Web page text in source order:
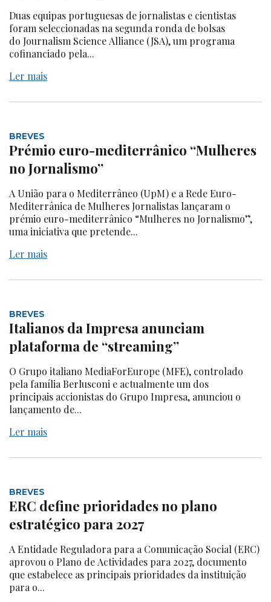
Duas equipas portuguesas de jornalistas e cientistas
foram seleccionadas na segunda ronda de bolsas
do Journalism Science Alliance (JSA), um programa
cofinanciado pela...
Ler mais
BREVES
Prémio euro-mediterrânico “Mulheres
no Jornalismo”
A União para o Mediterrâneo (UpM) e a Rede Euro-
Mediterrânica de Mulheres Jornalistas lançaram o
prémio euro-mediterrânico “Mulheres no Jornalismo”,
uma iniciativa que pretende...
Ler mais
BREVES
Italianos da Impresa anunciam
plataforma de “streaming”
O Grupo italiano MediaForEurope (MFE), controlado
pela família Berlusconi e actualmente um dos
principais accionistas do Grupo Impresa, anunciou o
lançamento de...
Ler mais
BREVES
ERC define prioridades no plano
estratégico para 2027
A Entidade Reguladora para a Comunicação Social (ERC)
aprovou o Plano de Actividades para 2027, documento
que estabelece as principais prioridades da instituição
para o...